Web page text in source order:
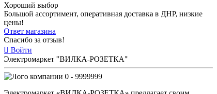
Хороший выбор
Большой ассортимент, оперативная доставка в ДНР, низкие
цены!
Ответ магазина
Спасибо за отзыв!
Войти
Электромаркет "ВИЛКА-РОЗЕТКА"
0 - 9999999